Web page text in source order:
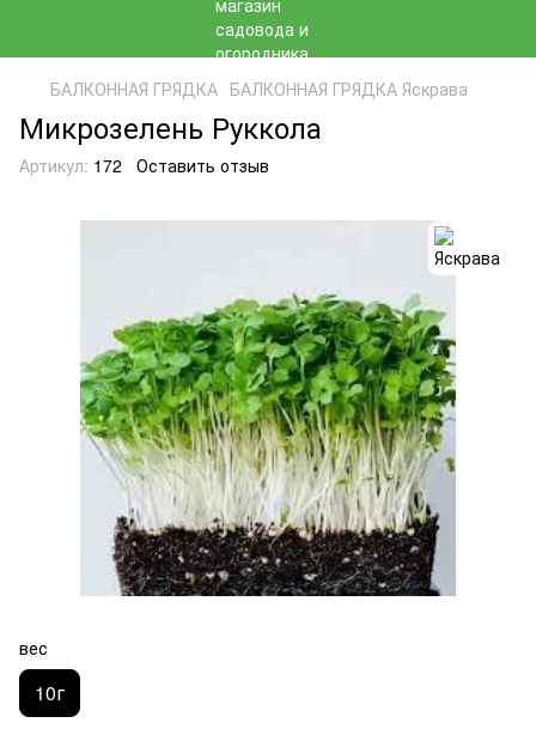
БАЛКОННАЯ ГРЯДКА БАЛКОННАЯ ГРЯДКА Яскрава
Микрозелень Руккола
Артикул: 172 Оставить отзыв
вес
10г